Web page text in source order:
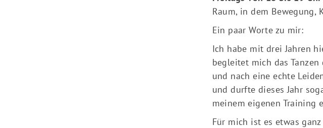
Raum, in dem
Ein paar Worte zu mir:
Ich habe mit drei Jahren
begleitet mich das
und nach eine echte
und durfte dieses Jahr
meinem eigenen Training
Für mich ist es etwas